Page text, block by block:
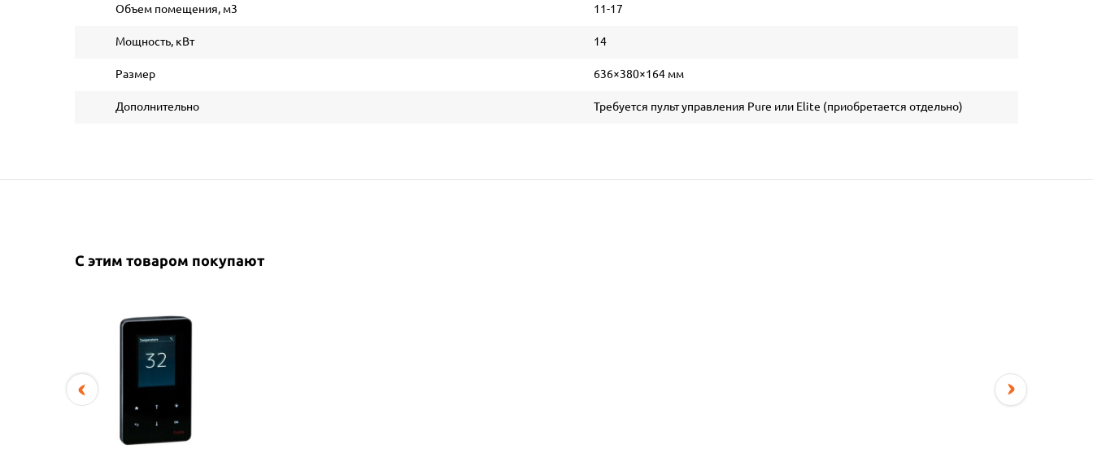
Объем помещения, м3 11-17
Мощность, кВт 14
Размер 636×380×164 мм
Дополнительно Требуется пульт управления Pure или Elite (приобретается отдельно)
С этим товаром покупают